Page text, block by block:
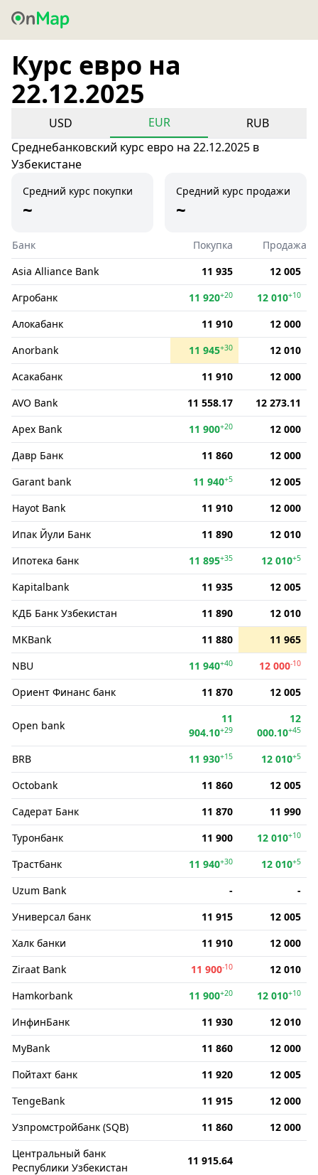
Курс евро на
22.12.2025
USD EUR
RUB
Среднебанковский курс евро на 22.12.2025 в
Узбекистане
Средний курс покупки
~
Средний курс продажи
~
Банк Покупка
Продажа
Asia Alliance Bank
11 935
12 005
Агробанк
11 920+20 12 010+10
Алокабанк 11 910
12 000
Anorbank
11 945+30
12 010
Асакабанк
11 910
12 000
AVO Bank
11 558.17
12 273.11
Apex Bank
11 900+20
12 000
Давр Банк
11 860
12 000
Garant bank
11 940+5
12 005
Hayot Bank
11 910
12 000
Ипак Йули Банк
11 890
12 010
Ипотека банк
11 895+35 12 010+5
Kapitalbank 11 935
12 005
КДБ Банк Узбекистан
11 890
12 010
MKBank
11 880
11 965
NBU
11 940+40 12 000-10
Ориент Финанс банк 11 870 12 005
Open bank
11
904.10+29
12
000.10+45
BRB 11 930+15 12 010+5
Octobank 11 860
12 005
Садерат Банк
11 870
11 990
Туронбанк
11 900 12 010+10
Трастбанк 11 940+30 12 010+5
Uzum Bank -
-
Универсал банк
11 915
12 005
Халк банки
11 910
12 000
Ziraat Bank
11 900-10
12 010
Hamkorbank
11 900+20 12 010+10
ИнфинБанк 11 930
12 010
MyBank
11 860
12 000
Пойтахт банк
11 920
12 005
TengeBank
11 915
12 000
Узпромстройбанк (SQB)
11 860
12 000
Центральный банк
Республики Узбекистан
11 915.64